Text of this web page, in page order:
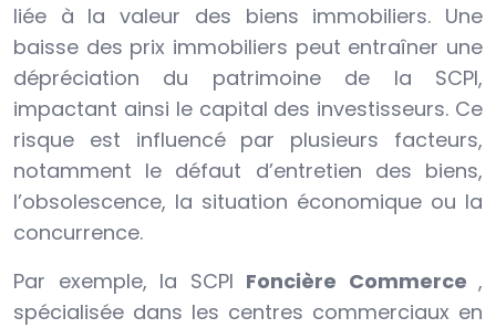
liée à la valeur des biens immobiliers. Une
baisse des prix immobiliers peut entraîner une
dépréciation du patrimoine de la SCPI,
impactant ainsi le capital des investisseurs. Ce
risque est influencé par plusieurs facteurs,
notamment le défaut d’entretien des biens,
l’obsolescence, la situation économique ou la
concurrence.
Par exemple, la SCPI Foncière Commerce ,
spécialisée dans les centres commerciaux en